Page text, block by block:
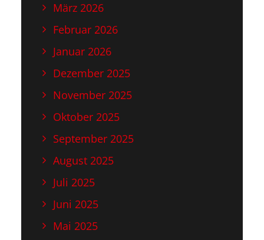
März 2026
Februar 2026
Januar 2026
Dezember 2025
November 2025
Oktober 2025
September 2025
August 2025
Juli 2025
Juni 2025
Mai 2025